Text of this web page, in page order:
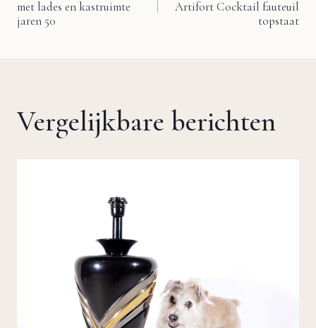
navigatie
met lades en kastruimte
jaren 50
Artifort Cocktail fauteuil
topstaat
Vergelijkbare berichten